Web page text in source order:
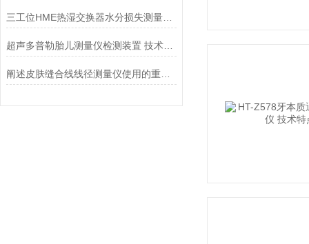
三工位HME热湿交换器水分损失测量仪 操作规程
超声多普勒胎儿测量仪检测装置 技术交流
阐述皮肤缝合线线径测量仪使用的重要意义